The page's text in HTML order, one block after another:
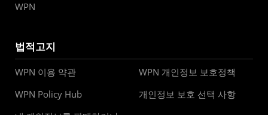
WPN
법적고지
WPN 이용 약관
WPN 개인정보 보호정책
WPN Policy Hub
개인정보 보호 선택 사항